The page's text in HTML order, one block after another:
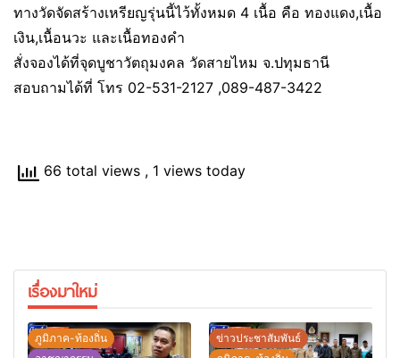
ทางวัดจัดสร้างเหรียญรุ่นนี้ไว้ทั้งหมด 4 เนื้อ คือ ทองแดง,เนื้อ
เงิน,เนื้อนวะ และเนื้อทองคำ
สั่งจองได้ที่จุดบูชาวัตถุมงคล วัดสายไหม จ.ปทุมธานี
สอบถามได้ที่ โทร 02-531-2127 ,089-487-3422
66 total views , 1 views today
เรื่องมาใหม่
ภูมิภาค-ท้องถิ่น
ข่าวประชาสัมพันธ์